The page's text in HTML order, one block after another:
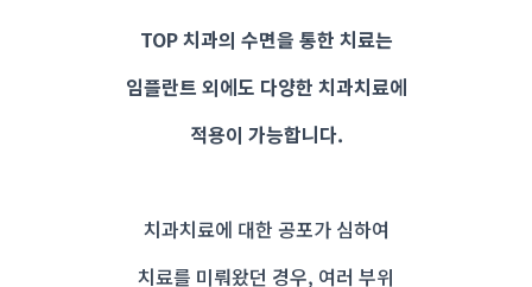
TOP 치과의 수면을 통한 치료는
임플란트 외에도 다양한 치과치료에
적용이 가능합니다.
치과치료에 대한 공포가 심하여
치료를 미뤄왔던 경우, 여러 부위